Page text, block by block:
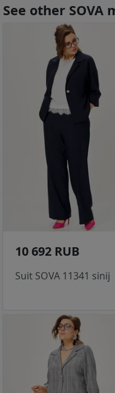
See other SOVA
10 692 RUB
Suit SOVA 11341 sinij